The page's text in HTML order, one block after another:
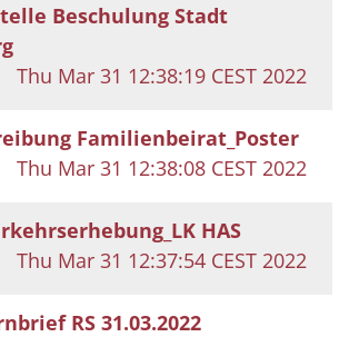
Beschulung Stadt
Thu Mar 31 12:38:19 CEST 2022
Familienbeirat_Poster
Thu Mar 31 12:38:08 CEST 2022
HAS
Thu Mar 31 12:37:54 CEST 2022
RS 31.03.2022